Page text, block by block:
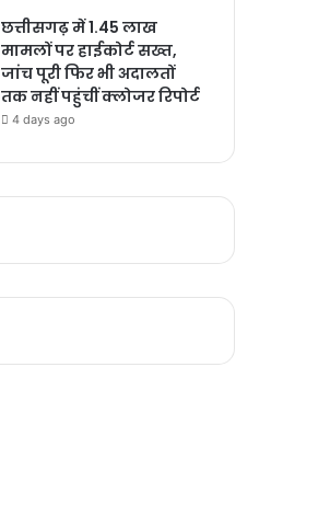
छत्तीसगढ़ में 1.45 लाख
मामलों पर हाईकोर्ट सख्त,
जांच पूरी फिर भी अदालतों
तक नहीं पहुंचीं क्लोजर रिपोर्ट
4 days ago